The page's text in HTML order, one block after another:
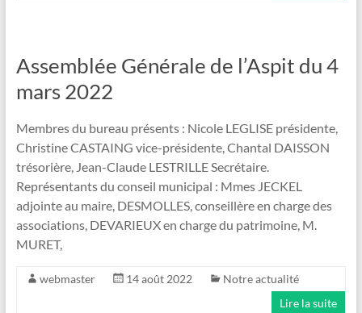
Assemblée Générale de l’Aspit du 4
mars 2022
Membres du bureau présents : Nicole LEGLISE présidente,
Christine CASTAING vice-présidente, Chantal DAISSON
trésorière, Jean-Claude LESTRILLE Secrétaire.
Représentants du conseil municipal : Mmes JECKEL
adjointe au maire, DESMOLLES, conseillère en charge des
associations, DEVARIEUX en charge du patrimoine, M.
MURET,
webmaster 14 août 2022
Notre actualité
Lire la suite